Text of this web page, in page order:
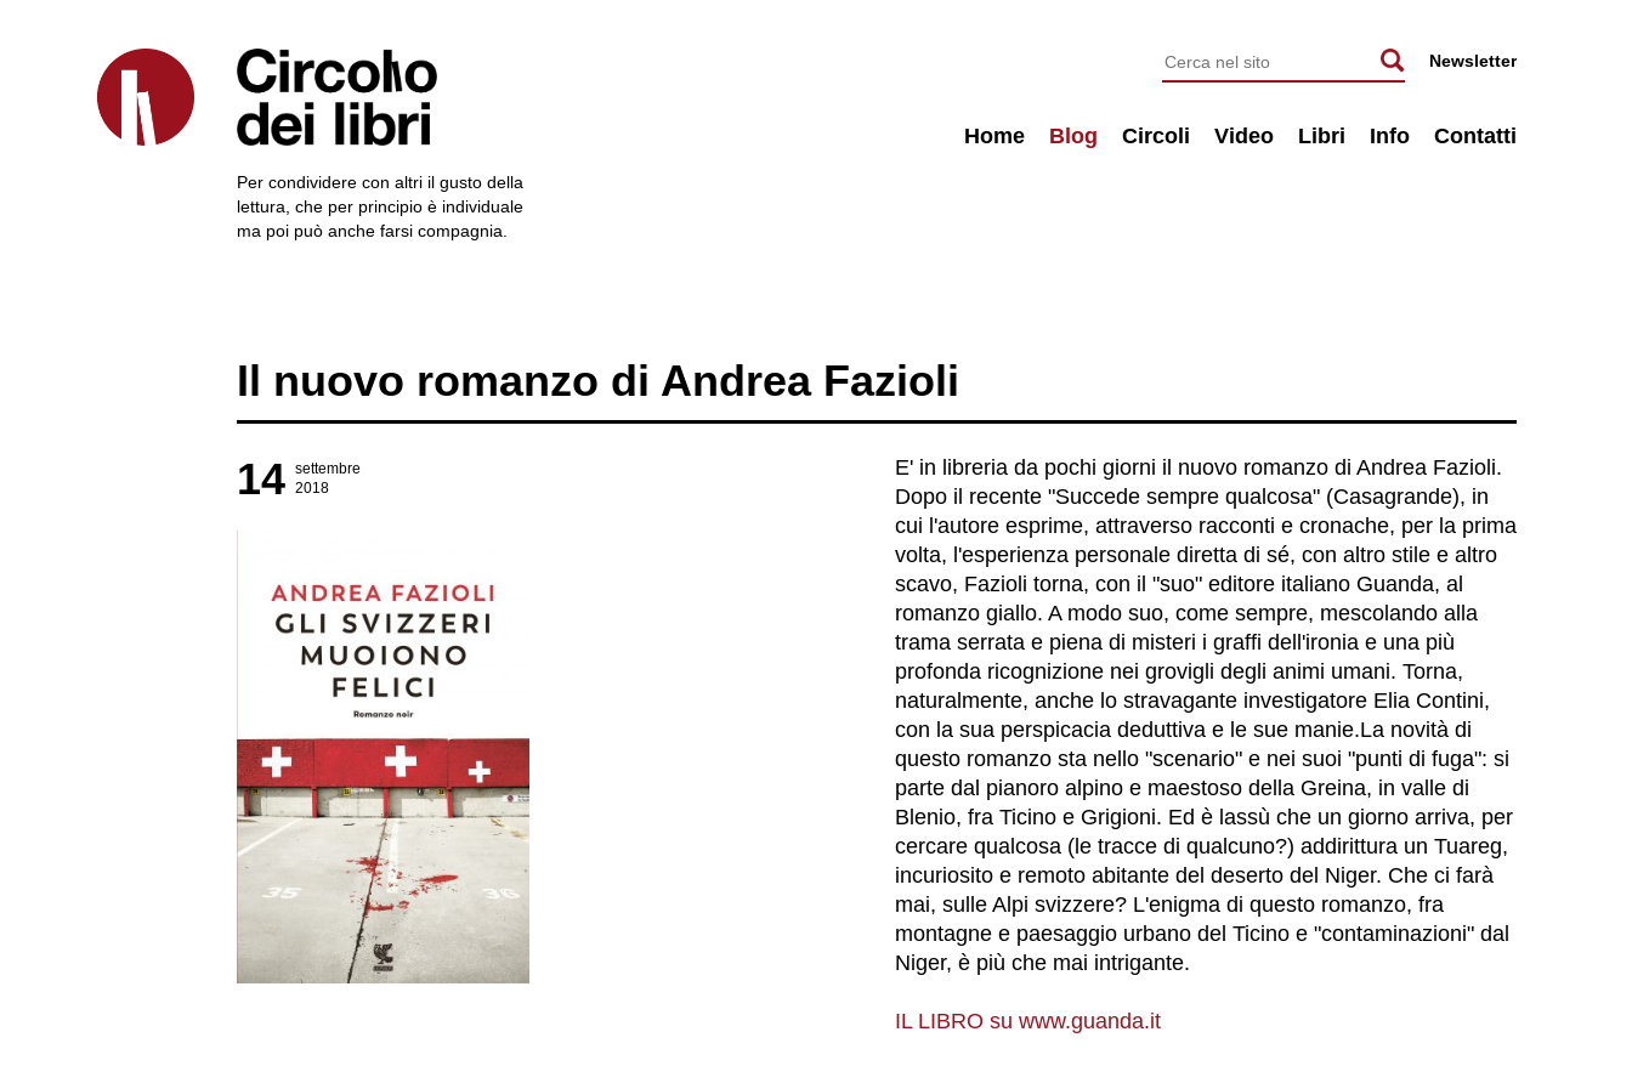
Newsletter
Home Blog Circoli Video Libri Info Contatti
Per condividere con altri il gusto della
lettura, che per principio è individuale
ma poi può anche farsi compagnia.
Il nuovo romanzo di Andrea Fazioli
14 settembre
2018
E' in libreria da pochi giorni il nuovo romanzo di Andrea Fazioli.
Dopo il recente "Succede sempre qualcosa" (Casagrande), in
cui l'autore esprime, attraverso racconti e cronache, per la prima
volta, l'esperienza personale diretta di sé, con altro stile e altro
scavo, Fazioli torna, con il "suo" editore italiano Guanda, al
romanzo giallo. A modo suo, come sempre, mescolando alla
trama serrata e piena di misteri i graffi dell'ironia e una più
profonda ricognizione nei grovigli degli animi umani. Torna,
naturalmente, anche lo stravagante investigatore Elia Contini,
con la sua perspicacia deduttiva e le sue manie.La novità di
questo romanzo sta nello "scenario" e nei suoi "punti di fuga": si
parte dal pianoro alpino e maestoso della Greina, in valle di
Blenio, fra Ticino e Grigioni. Ed è lassù che un giorno arriva, per
cercare qualcosa (le tracce di qualcuno?) addirittura un Tuareg,
incuriosito e remoto abitante del deserto del Niger. Che ci farà
mai, sulle Alpi svizzere? L'enigma di questo romanzo, fra
montagne e paesaggio urbano del Ticino e "contaminazioni" dal
Niger, è più che mai intrigante.
IL LIBRO su www.guanda.it